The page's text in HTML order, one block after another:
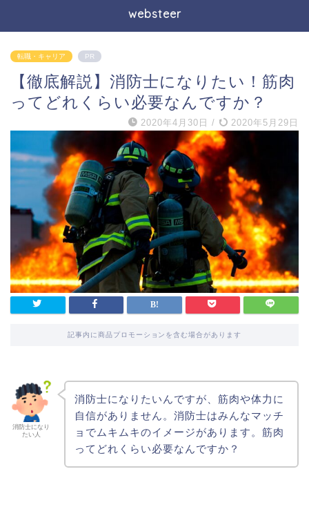
websteer
転職・キャリア PR
【徹底解説】消防士になりたい！筋肉
ってどれくらい必要なんですか？
2020年4月30日 / 2020年5月29日
記事内に商品プロモーションを含む場合があります
消防士になり
たい人
消防士になりたいんですが、筋肉や体力に
自信がありません。消防士はみんなマッチ
ョでムキムキのイメージがあります。筋肉
ってどれくらい必要なんですか？